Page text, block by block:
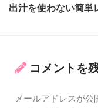
出汁を使わない簡単
コメントを
メールアドレスが公